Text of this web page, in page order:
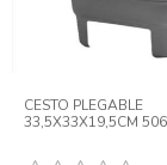
CESTO PLEGABLE
33,5X33X19,5CM